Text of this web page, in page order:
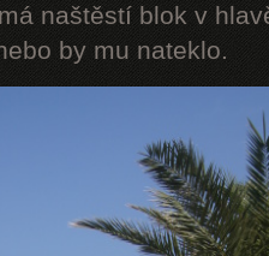
naštěstí blok v
by mu nateklo.